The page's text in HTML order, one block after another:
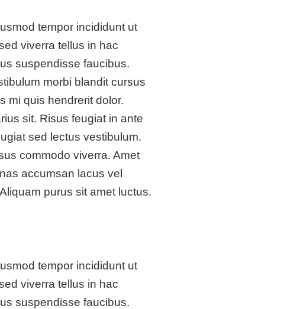
tempor incididunt ut
viverra tellus in hac
suspendisse faucibus.
morbi blandit cursus
mi quis hendrerit dolor.
sit. Risus feugiat in ante
sed lectus vestibulum.
commodo viverra. Amet
accumsan lacus vel
purus sit amet luctus.
tempor incididunt ut
viverra tellus in hac
suspendisse faucibus.